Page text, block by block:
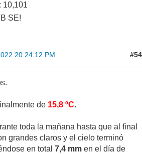
10,101
SE!
20:24:12 PM #54
de 15,8 ºC.
toda la mañana hasta que al final
grandes claros y el cielo terminó
en total 7,4 mm en el día de